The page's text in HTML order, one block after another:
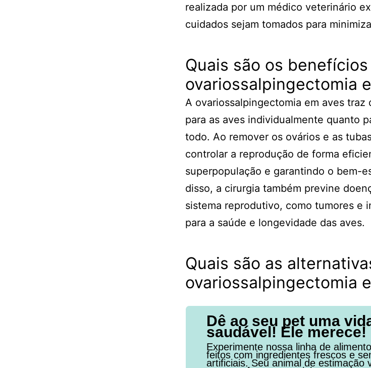
realizada por um médico veterinário
cuidados sejam tomados para
Quais são os
ovariossalpingectomia
A ovariossalpingectomia em aves
para as aves individualmente quanto
todo. Ao remover os ovários e as
controlar a reprodução de forma
superpopulação e garantindo o bem-
disso, a cirurgia também previne
sistema reprodutivo, como tumores e
para a saúde e longevidade das aves.
Quais são as
ovariossalpingectomia
Dê ao seu pet uma
saudável! Ele merece!
Experimente nossa linha de
feitos com ingredientes frescos e
artificiais. Seu animal de estimação